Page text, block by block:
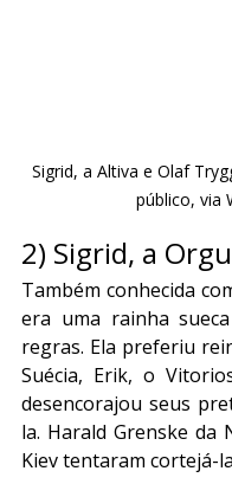
Sigrid, a Altiva e Olaf
público, via
2) Sigrid, a
Também conhecida
era uma rainha
regras. Ela preferiu
Suécia, Erik, o
desencorajou seus
la. Harald Grenske da
Kiev tentaram cortejá-